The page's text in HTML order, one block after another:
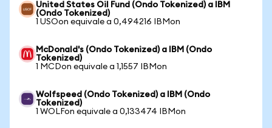
United States Oil Fund (Ondo Tokenized) a IBM
(Ondo Tokenized)
1 USOon equivale a 0,494216 IBMon
McDonald's (Ondo Tokenized) a IBM (Ondo
Tokenized)
1 MCDon equivale a 1,1557 IBMon
Wolfspeed (Ondo Tokenized) a IBM (Ondo
Tokenized)
1 WOLFon equivale a 0,133474 IBMon